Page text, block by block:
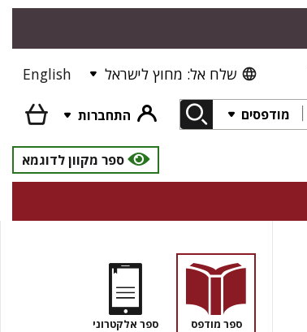
שלח אל: מחוץ לישראל English
מודפסים
התחברות
ספר מקוון לדוגמא
ספר מודפס ספר אלקטרוני